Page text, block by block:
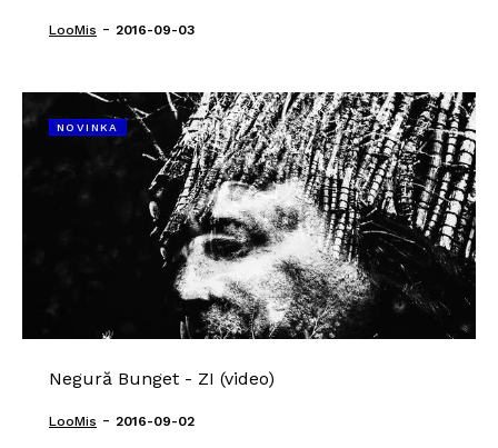
LooMis - 2016-09-03
NOVINKA
Negură Bunget - ZI (video)
LooMis - 2016-09-02